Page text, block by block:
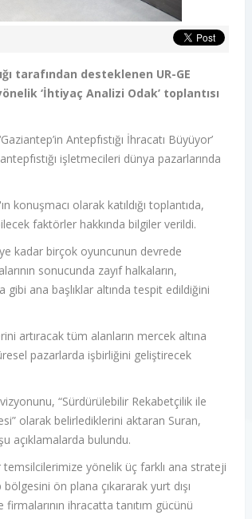
tarafından desteklenen UR-GE
‘İhtiyaç Analizi Odak’ toplantısı
Antepfıstığı İhracatı Büyüyor’
işletmecileri dünya pazarlarında
olarak katıldığı toplantıda,
faktörler hakkında bilgiler verildi.
kadar birçok oyuncunun devrede
sonucunda zayıf halkaların,
ana başlıklar altında tespit edildiğini
artıracak tüm alanların mercek altına
pazarlarda işbirliğini geliştirecek
“Sürdürülebilir Rekabetçilik ile
olarak belirlediklerini aktaran Suran,
açıklamalarda bulundu.
yönelik üç farklı ana strateji
ön plana çıkararak yurt dışı
firmalarının ihracatta tanıtım gücünü